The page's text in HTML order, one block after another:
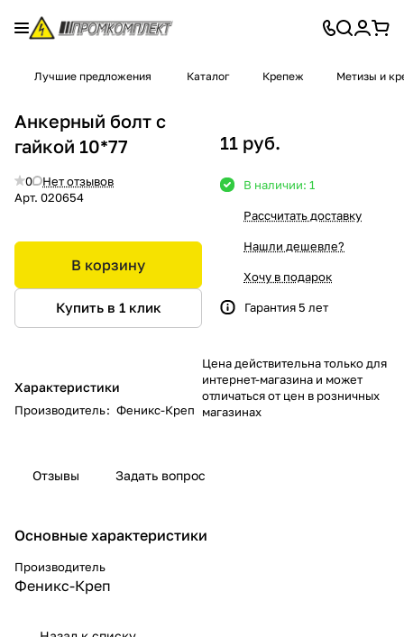
Лучшие предложения Каталог Крепеж Метизы и
Анкерный болт с
гайкой 10*77
0
Нет отзывов
Арт. 020654
В корзину
Купить в 1 клик
Характеристики
Производитель: Феникс-Креп
11 руб.
В наличии: 1
Рассчитать доставку
Нашли дешевле?
Хочу в подарок
Гарантия 5 лет
Цена действительна только для
интернет-магазина и может
отличаться от цен в розничных
магазинах
Отзывы Задать вопрос
Основные характеристики
Производитель
Феникс-Креп